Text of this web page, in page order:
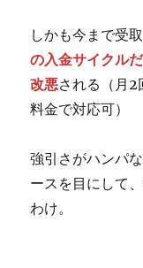
しかも今まで受
の入金サイクル
改悪される（月2
料金で対応可）
強引さがハンパ
ースを目にして
わけ。